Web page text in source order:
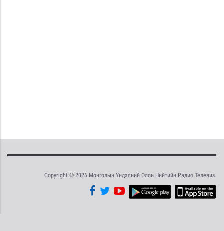
Copyright © 2026 Монголын Үндэсний Олон Нийтийн Радио Телевиз.